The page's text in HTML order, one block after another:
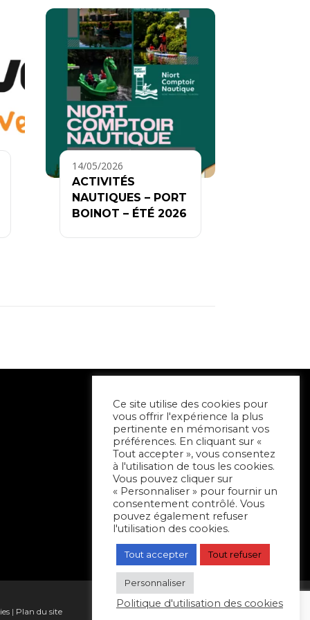
14/05/2026
ACTIVITÉS
NAUTIQUES – PORT
BOINOT – ÉTÉ 2026
| Plan du site
Ce site utilise des cookies pour
vous offrir l'expérience la plus
pertinente en mémorisant vos
préférences. En cliquant sur «
Tout accepter », vous consentez
à l'utilisation de tous les cookies.
Vous pouvez cliquer sur
« Personnaliser » pour fournir un
consentement contrôlé. Vous
pouvez également refuser
l'utilisation des cookies.
Tout accepter Tout refuser
Personnaliser
Politique d'utilisation des cookies